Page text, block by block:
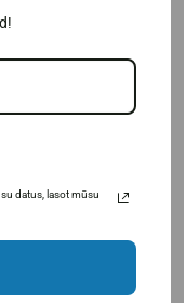
3,95€ 2,58€
datus, lasot mūsu